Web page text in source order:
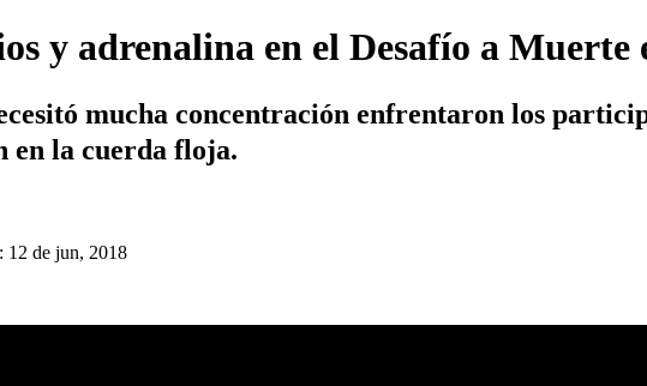
y adrenalina en el Desafío a Muerte
mucha concentración enfrentaron los
en la cuerda floja.
12 de jun, 2018